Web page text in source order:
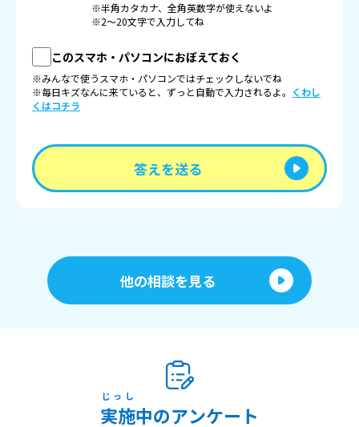
※半角カタカナ、全角英数字が使えないよ
※2〜20文字で入力してね
このスマホ・パソコンにおぼえておく
※みんなで使うスマホ・パソコンではチェックしないでね
※毎日キズなんに来ていると、ずっと自動で入力されるよ。 くわし
くはコチラ
答えを送る
他の相談を見る
実施
じっし
中のアンケート